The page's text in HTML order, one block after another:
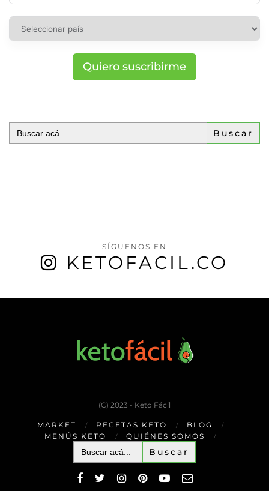
Quiero suscribirme
Buscar:
SÍGUENOS EN
KETOFACIL.CO
(C) 2023 - Keto Fácil
MARKET RECETAS KETO
BLOG
MENÚS KETO
QUIÉNES SOMOS
Buscar: